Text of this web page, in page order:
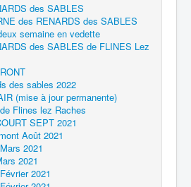
des SABLES
des RENARDS des SABLES
semaine en vedette
des SABLES de FLINES Lez
des sables 2022
(mise à jour permanente)
Flines lez Raches
SEPT 2021
Août 2021
2021
2021
2021